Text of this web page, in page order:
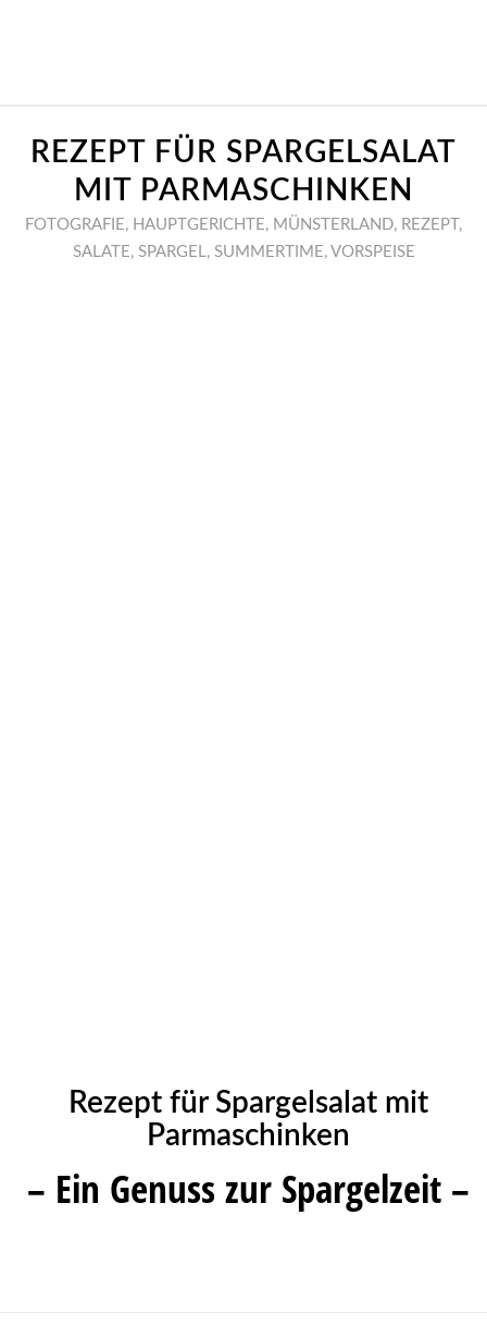
REZEPT FÜR SPARGELSALAT
MIT PARMASCHINKEN
FOTOGRAFIE, HAUPTGERICHTE, MÜNSTERLAND, REZEPT ,
SALATE, SPARGEL, SUMMERTIME, VORSPEISE
Rezept für Spargelsalat mit
Parmaschinken
– Ein Genuss zur Spargelzeit –